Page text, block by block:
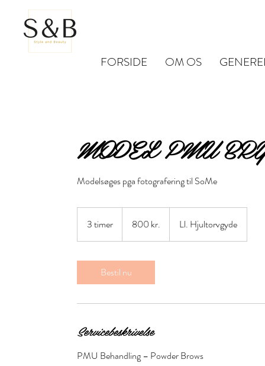
FORSIDE OM OS
MODEL PMU
Modelsøges pga fotografering til SoMe
3 timer
t
m
e
kroner800 kr. Ll. Hjultorvgyde
Bestil nu
Servicebeskrivelse
PMU Behandling – Powder Brows